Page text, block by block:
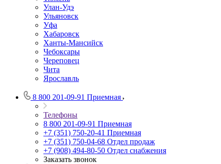
Улан-Удэ
Ульяновск
Уфа
Хабаровск
Ханты-Мансийск
Чебоксары
Череповец
Чита
Ярославль
8 800 201-09-91 Приемная
Телефоны
8 800 201-09-91 Приемная
+7 (351) 750-20-41 Приемная
+7 (351) 750-04-68 Отдел продаж
+7 (908) 494-80-50 Отдел снабжения
Заказать звонок